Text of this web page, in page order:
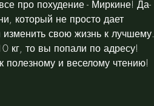
про похудение - Миркине! Да-
который не просто дает
свою жизнь к лучшему.
кг, то вы попали по адресу!
полезному и веселому чтению!